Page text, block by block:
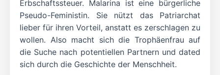
Erbschaftssteuer. Malarina ist eine bürgerliche
Pseudo-Feministin. Sie nützt das Patriarchat
lieber für ihren Vorteil, anstatt es zerschlagen zu
wollen. Also macht sich die Trophäenfrau auf
die Suche nach potentiellen Partnern und dated
sich durch die Geschichte der Menschheit.